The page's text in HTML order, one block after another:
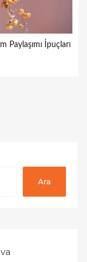
Paylaşımı İpuçları
Ara